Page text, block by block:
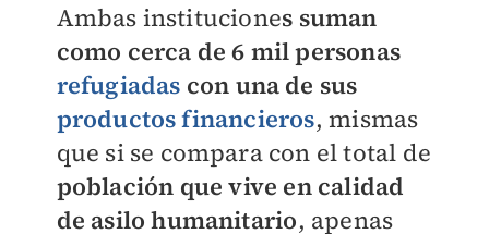
Ambas instituciones suman
como cerca de 6 mil personas
refugiadas con una de sus
productos financieros, mismas
que si se compara con el total de
población que vive en calidad
de asilo humanitario, apenas